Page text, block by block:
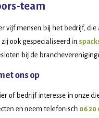
team
vijf mensen bij het bedrijf,
ook gespecialiseerd in
bij de
ons op
of bedrijf interesse in onze
en neem telefonisch 06 20